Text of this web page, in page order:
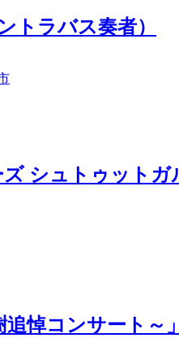
トラバス奏者）
シュトゥットガ
悼コンサート～」